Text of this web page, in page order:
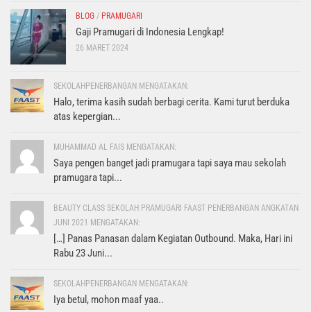
BLOG / PRAMUGARI
Gaji Pramugari di Indonesia Lengkap!
26 MARET 2024
SEKOLAHPENERBANGAN MENGATAKAN:
Halo, terima kasih sudah berbagi cerita. Kami turut berduka
atas kepergian...
MUHAMMAD AL FAIS MENGATAKAN:
Saya pengen banget jadi pramugara tapi saya mau sekolah
pramugara tapi...
BEAUTY CLASS SEKOLAH PRAMUGARI FAAST PENERBANGAN ANGKATAN
JUNI 2021 MENGATAKAN:
[…] Panas Panasan dalam Kegiatan Outbound. Maka, Hari ini
Rabu 23 Juni...
SEKOLAHPENERBANGAN MENGATAKAN:
Iya betul, mohon maaf yaa..